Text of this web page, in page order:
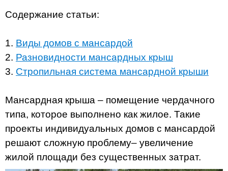
Содержание статьи:
1. Виды домов с мансардой
2. Разновидности мансардных крыш
3. Стропильная система мансардной крыши
Мансардная крыша – помещение чердачного
типа, которое выполнено как жилое. Такие
проекты индивидуальных домов с мансардой
решают сложную проблему– увеличение
жилой площади без существенных затрат.